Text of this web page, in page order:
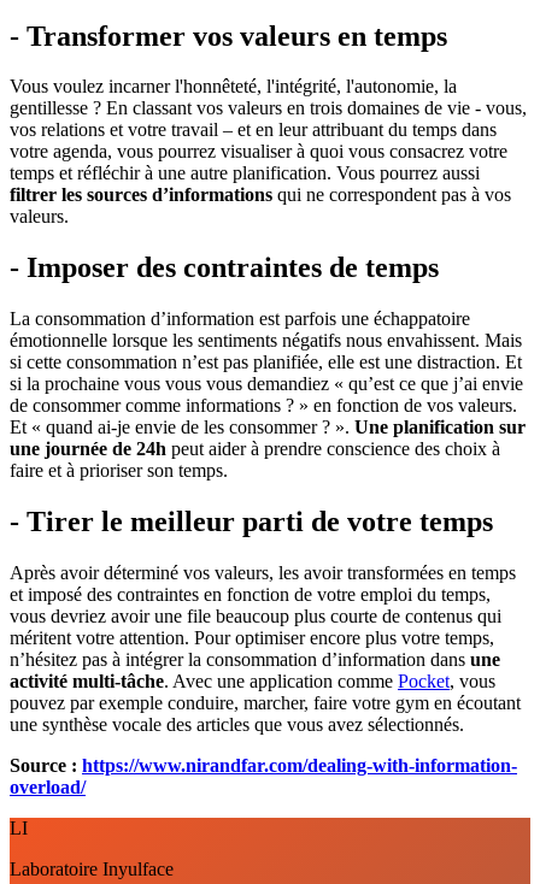
- Transformer vos valeurs en temps
Vous voulez incarner l'honnêteté, l'intégrité, l'autonomie, la
gentillesse ? En classant vos valeurs en trois domaines de vie - vous,
vos relations et votre travail – et en leur attribuant du temps dans
votre agenda, vous pourrez visualiser à quoi vous consacrez votre
temps et réfléchir à une autre planification. Vous pourrez aussi
filtrer les sources d’informations qui ne correspondent pas à vos
valeurs.
- Imposer des contraintes de temps
La consommation d’information est parfois une échappatoire
émotionnelle lorsque les sentiments négatifs nous envahissent. Mais
si cette consommation n’est pas planifiée, elle est une distraction. Et
si la prochaine vous vous vous demandiez « qu’est ce que j’ai envie
de consommer comme informations ? » en fonction de vos valeurs.
Et « quand ai-je envie de les consommer ? ». Une planification sur
une journée de 24h peut aider à prendre conscience des choix à
faire et à prioriser son temps.
- Tirer le meilleur parti de votre temps
Après avoir déterminé vos valeurs, les avoir transformées en temps
et imposé des contraintes en fonction de votre emploi du temps,
vous devriez avoir une file beaucoup plus courte de contenus qui
méritent votre attention. Pour optimiser encore plus votre temps,
n’hésitez pas à intégrer la consommation d’information dans une
activité multi-tâche. Avec une application comme Pocket, vous
pouvez par exemple conduire, marcher, faire votre gym en écoutant
une synthèse vocale des articles que vous avez sélectionnés.
Source : https://www.nirandfar.com/dealing-with-information-
overload/
LI
Laboratoire Inyulface